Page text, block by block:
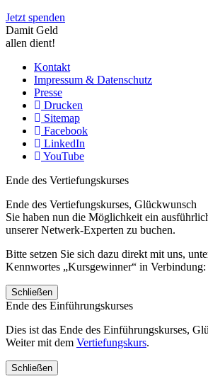
Jetzt spenden
Damit Geld
allen dient!
Kontakt
Impressum & Datenschutz
Presse
Drucken
Sitemap
Facebook
LinkedIn
YouTube
Ende des Vertiefungskurses
Ende des Vertiefungskurses, Glückwunsch
Sie haben nun die Möglichkeit ein
unserer Netwerk-Experten zu buchen.
Bitte setzen Sie sich dazu direkt mit uns,
Kennwortes „Kursgewinner“ in
Schließen
Ende des Einführungskurses
Dies ist das Ende des Einführungskurses,
Weiter mit dem Vertiefungskurs.
Schließen